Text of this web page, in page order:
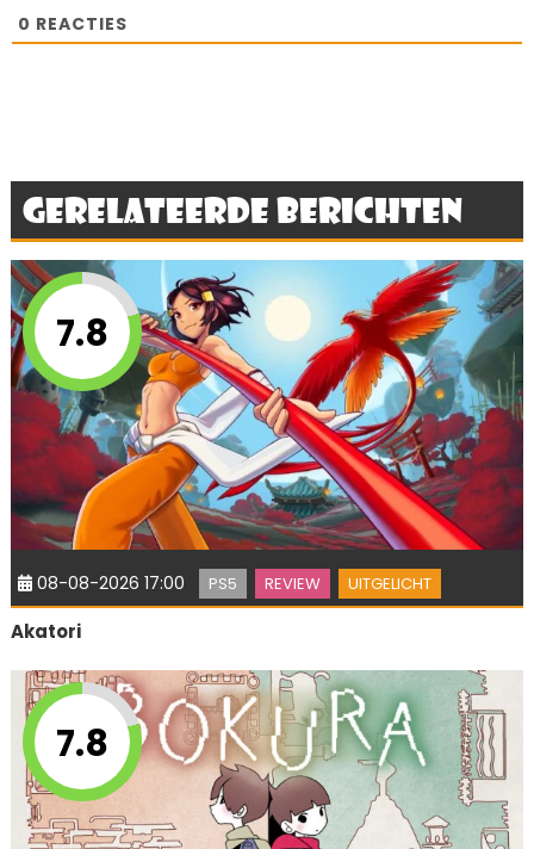
0 REACTIES
Gerelateerde berichten
7.8
08-08-2026 17:00 PS5 REVIEW UITGELICHT
Akatori
7.8